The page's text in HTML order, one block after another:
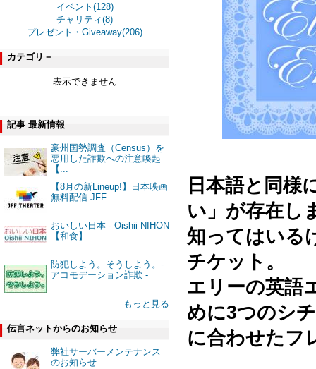
イベント(128)
チャリティ(8)
プレゼント・Giveaway(206)
カテゴリ－
表示できません
記事 最新情報
豪州国勢調査（Census）を
悪用した詐欺への注意喚起
【...
【8月の新Lineup!】日本映画
無料配信 JFF...
おいしい日本 - Oishii NIHON
【和食】
防犯しよう。そうしよう。-
アコモデーション詐欺 -
もっと見る
伝言ネットからのお知らせ
弊社サーバーメンテナンス
のお知らせ
日本語と同様
い」が存在し
知ってはいる
チケット。⠀⠀
エリーの英語
めに3つのシ
に合わせたフ